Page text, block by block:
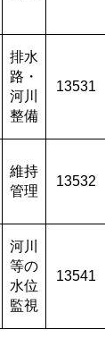
排水
路・
河川
整備
13531
維持
管理
13532
河川
等の
水位
監視
13541